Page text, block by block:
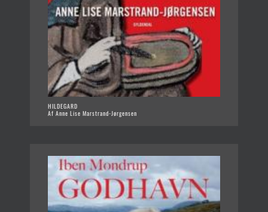
HILDEGARD
Af Anne Lise Marstrand-Jørgensen